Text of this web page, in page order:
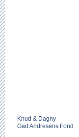
Knud & Dagny
Gad Andresens Fond